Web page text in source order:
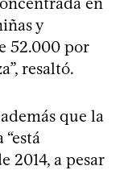
y
52.000 por
resaltó.
que la
2014, a pesar